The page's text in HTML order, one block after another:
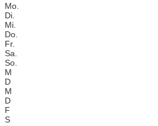
Mo.
Di.
Mi.
Do.
Fr.
Sa.
So.
M
D
M
D
F
S